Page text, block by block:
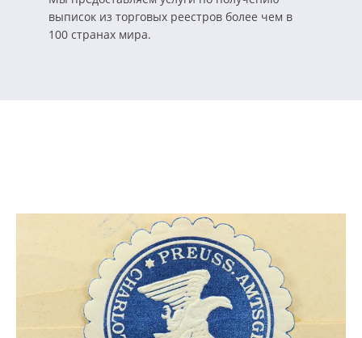
выписок из торговых реестров более чем в
100 странах мира.